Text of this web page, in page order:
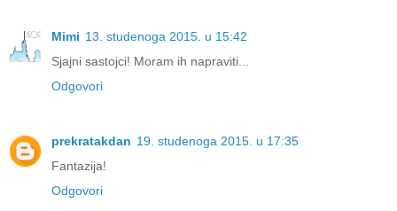
Mimi 13. studenoga 2015. u 15:42
Sjajni sastojci! Moram ih napraviti...
Odgovori
prekratakdan 19. studenoga 2015. u 17:35
Fantazija!
Odgovori